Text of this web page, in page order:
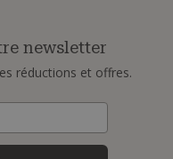
newsletter
réductions et offres.